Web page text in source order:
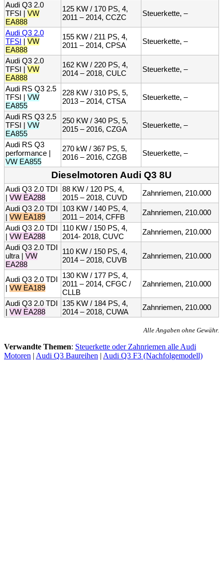
Audi Q3 2.0
TFSI | VW
EA888
125 KW / 170 PS, 4,
2011 – 2014, CCZC
Steuerkette, –
Audi Q3 2.0
TFSI | VW
EA888
155 KW / 211 PS, 4,
2011 – 2014, CPSA
Steuerkette, –
Audi Q3 2.0
TFSI | VW
EA888
162 KW / 220 PS, 4,
2014 – 2018, CULC
Steuerkette, –
Audi RS Q3 2.5
TFSI | VW
EA855
228 KW / 310 PS, 5,
2013 – 2014, CTSA
Steuerkette, –
Audi RS Q3 2.5
TFSI | VW
EA855
250 KW / 340 PS, 5,
2015 – 2016, CZGA
Steuerkette, –
Audi RS Q3
performance |
VW EA855
270 kW / 367 PS, 5,
2016 – 2016, CZGB
Steuerkette, –
Dieselmotoren Audi Q3 8U
Audi Q3 2.0 TDI
| VW EA288
88 KW / 120 PS, 4,
2015 – 2018, CUVD
Zahnriemen, 210.000
Audi Q3 2.0 TDI
| VW EA189
103 KW / 140 PS, 4,
2011 – 2014, CFFB
Zahnriemen, 210.000
Audi Q3 2.0 TDI
| VW EA288
110 KW / 150 PS, 4,
2014- 2018, CUVC
Zahnriemen, 210.000
Audi Q3 2.0 TDI
ultra | VW
EA288
110 KW / 150 PS, 4,
2014 – 2018, CUVB
Zahnriemen, 210.000
Audi Q3 2.0 TDI
| VW EA189
130 KW / 177 PS, 4,
2011 – 2014, CFGC /
CLLB
Zahnriemen, 210.000
Audi Q3 2.0 TDI
| VW EA288
135 KW / 184 PS, 4,
2014 – 2018, CUWA
Zahnriemen, 210.000
Alle Angaben ohne Gewähr.
Verwandte Themen: Steuerkette oder Zahnriemen alle Audi
Motoren | Audi Q3 Baureihen | Audi Q3 F3 (Nachfolgemodell)